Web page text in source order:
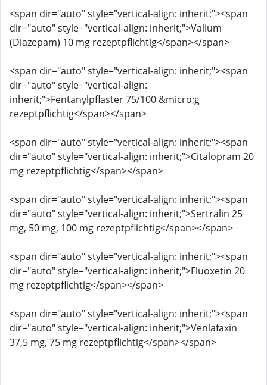
<span dir="auto" style="vertical-align: inherit;"><span
dir="auto" style="vertical-align: inherit;">Valium
(Diazepam) 10 mg rezeptpflichtig</span></span>
<span dir="auto" style="vertical-align: inherit;"><span
dir="auto" style="vertical-align:
inherit;">Fentanylpflaster 75/100 &micro;g
rezeptpflichtig</span></span>
<span dir="auto" style="vertical-align: inherit;"><span
dir="auto" style="vertical-align: inherit;">Citalopram 20
mg rezeptpflichtig</span></span>
<span dir="auto" style="vertical-align: inherit;"><span
dir="auto" style="vertical-align: inherit;">Sertralin 25
mg, 50 mg, 100 mg rezeptpflichtig</span></span>
<span dir="auto" style="vertical-align: inherit;"><span
dir="auto" style="vertical-align: inherit;">Fluoxetin 20
mg rezeptpflichtig</span></span>
<span dir="auto" style="vertical-align: inherit;"><span
dir="auto" style="vertical-align: inherit;">Venlafaxin
37,5 mg, 75 mg rezeptpflichtig</span></span>